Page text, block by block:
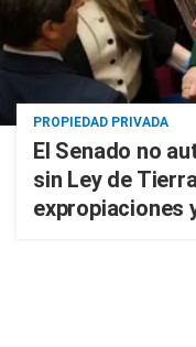
PROPIEDAD PRIVADA
El Senado no
sin Ley de
expropiaciones